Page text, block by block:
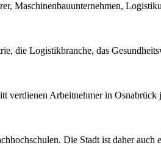
Maschinenbauunternehmen,
die Logistikbranche, das
Arbeitnehmer in
Die Stadt ist daher